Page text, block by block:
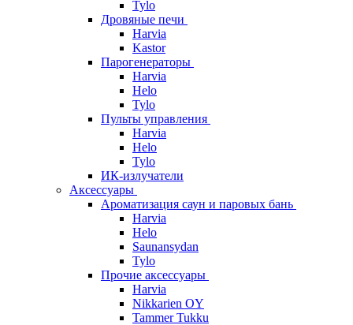
Tylo
Дровяные печи
Harvia
Kastor
Парогенераторы
Harvia
Helo
Tylo
Пульты управления
Harvia
Helo
Tylo
ИК-излучатели
Аксессуары
Ароматизация саун и паровых бань
Harvia
Helo
Saunansydan
Tylo
Прочие аксессуары
Harvia
Nikkarien OY
Tammer Tukku